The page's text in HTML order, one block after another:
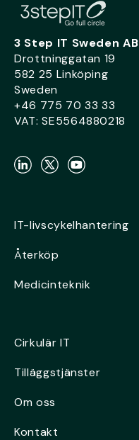
3 Step IT Sweden AB
Drottninggatan 19
582 25 Linköping
Sweden
+46 775 70 33 33
VAT: SE5564880218
IT-livscykelhantering
Återköp
Medicinteknik
Cirkulär IT
Tilläggstjänster
Om oss
Kontakt